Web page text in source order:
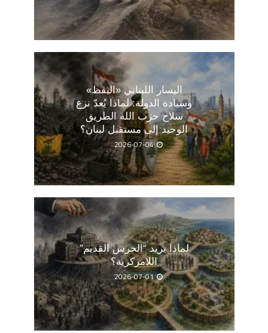
اليسار اللبناني «اليقظ»
وسيادة الدولة: لماذا يُعدّ نزع
سلاح حزب الله الطريق
الوحيد إلى مستقبل لبنان؟
2026-07-04
لماذا يريد “الحرس القديم”
اللامركزية؟
2026-07-01